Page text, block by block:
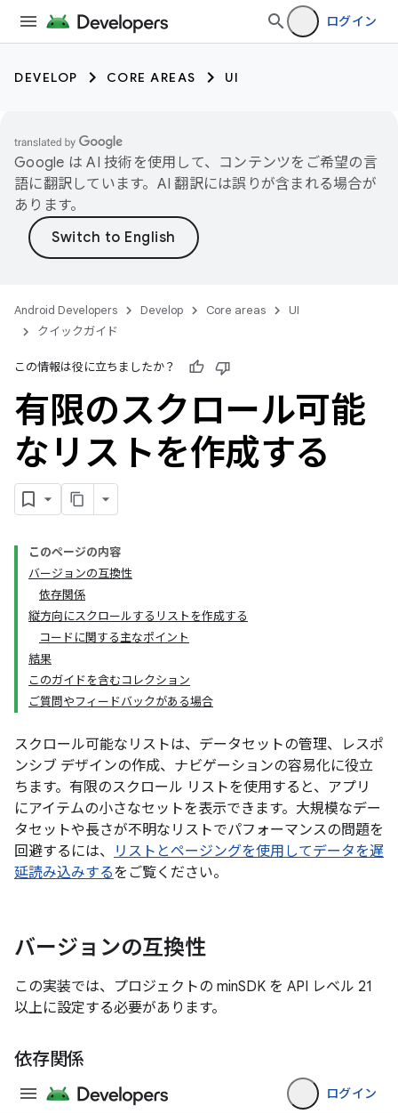
ログイン
DEVELOP CORE AREAS UI
Google は AI 技術を使用して、コンテンツをご希望の言
語に翻訳しています。AI 翻訳には誤りが含まれる場合が
あります。
Android Developers Develop Core areas
UI
クイックガイド
この情報は役に立ちましたか？
有限のスクロール可能
なリストを作成する
このページの内容
バージョンの互換性
依存関係
縦方向にスクロールするリストを作成する
コードに関する主なポイント
結果
このガイドを含むコレクション
ご質問やフィードバックがある場合
スクロール可能なリストは、データセットの管理、レスポ
ンシブ デザインの作成、ナビゲーションの容易化に役立
ちます。有限のスクロール リストを使用すると、アプリ
にアイテムの小さなセットを表示できます。大規模なデー
タセットや長さが不明なリストでパフォーマンスの問題を
回避するには、
リストとページングを使用してデータを遅
延読み込みするをご覧ください。
バージョンの互換性
この実装では、プロジェクトの minSDK を API レベル 21
以上に設定する必要があります。
依存関係